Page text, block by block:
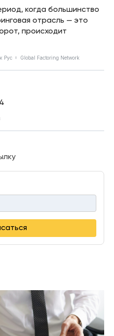
когда большинство
отрасль — это
происходит
Рус Global Factoring Network